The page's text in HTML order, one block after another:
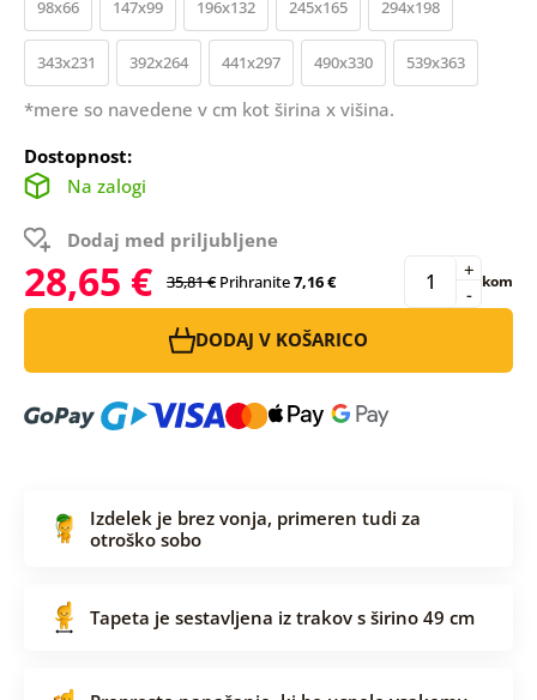
98x66 147x99 196x132 245x165 294x198
343x231 392x264 441x297 490x330 539x363
*mere so navedene v cm kot širina x višina.
Dostopnost:
Na zalogi
Dodaj med priljubljene
28,65 € 35,81 € Prihranite7,16 € -
+ kom
DODAJ V KOŠARICO
Izdelek je brez vonja, primeren tudi za
otroško sobo
Tapeta je sestavljena iz trakov s širino 49 cm